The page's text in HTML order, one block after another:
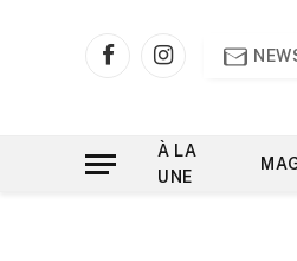
FacebookInstagram
À LA
UNE